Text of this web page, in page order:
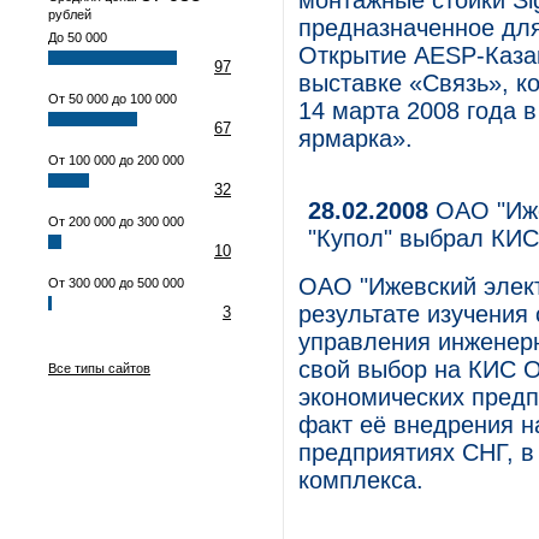
рублей
До 50 000
97
От 50 000 до 100 000
67
От 100 000 до 200 000
32
От 200 000 до 300 000
10
От 300 000 до 500 000
3
Все типы сайтов
предназначенное
Открытие AESP-
выставке «Связь»,
14 марта 2008 года
ярмарка».
28.02.2008 ОАО
"Купол" выбрал
ОАО "Ижевский
результате
управления
свой выбор на КИС
экономических
факт её внедрения
предприятиях СНГ,
комплекса.